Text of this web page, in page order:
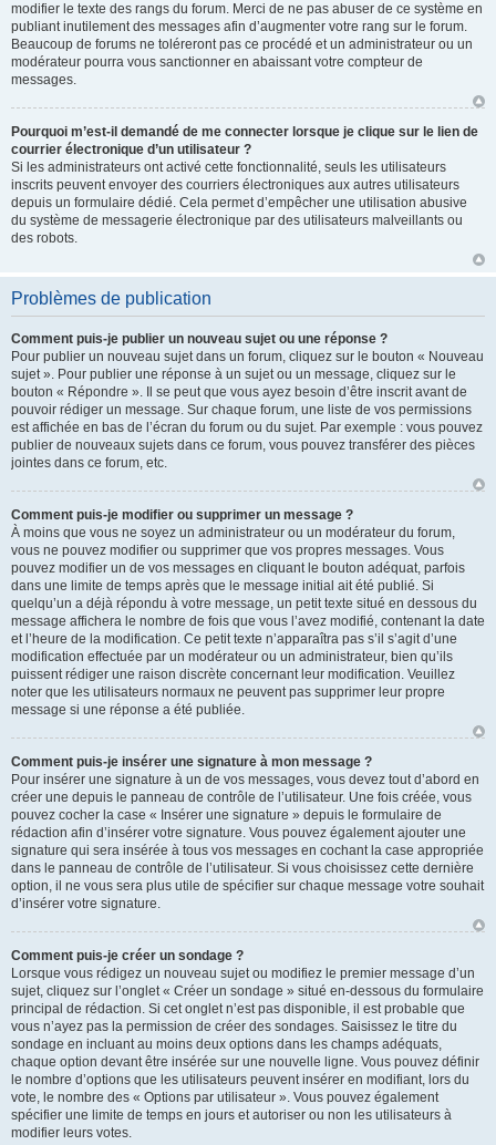
modifier le texte des rangs du forum. Merci de ne pas abuser de ce système en
publiant inutilement des messages afin d’augmenter votre rang sur le forum.
Beaucoup de forums ne toléreront pas ce procédé et un administrateur ou un
modérateur pourra vous sanctionner en abaissant votre compteur de
messages.
Pourquoi m’est-il demandé de me connecter lorsque je clique sur le lien de
courrier électronique d’un utilisateur ?
Si les administrateurs ont activé cette fonctionnalité, seuls les utilisateurs
inscrits peuvent envoyer des courriers électroniques aux autres utilisateurs
depuis un formulaire dédié. Cela permet d’empêcher une utilisation abusive
du système de messagerie électronique par des utilisateurs malveillants ou
des robots.
Problèmes de publication
Comment puis-je publier un nouveau sujet ou une réponse ?
Pour publier un nouveau sujet dans un forum, cliquez sur le bouton « Nouveau
sujet ». Pour publier une réponse à un sujet ou un message, cliquez sur le
bouton « Répondre ». Il se peut que vous ayez besoin d’être inscrit avant de
pouvoir rédiger un message. Sur chaque forum, une liste de vos permissions
est affichée en bas de l’écran du forum ou du sujet. Par exemple : vous pouvez
publier de nouveaux sujets dans ce forum, vous pouvez transférer des pièces
jointes dans ce forum, etc.
Comment puis-je modifier ou supprimer un message ?
À moins que vous ne soyez un administrateur ou un modérateur du forum,
vous ne pouvez modifier ou supprimer que vos propres messages. Vous
pouvez modifier un de vos messages en cliquant le bouton adéquat, parfois
dans une limite de temps après que le message initial ait été publié. Si
quelqu’un a déjà répondu à votre message, un petit texte situé en dessous du
message affichera le nombre de fois que vous l’avez modifié, contenant la date
et l’heure de la modification. Ce petit texte n’apparaîtra pas s’il s’agit d’une
modification effectuée par un modérateur ou un administrateur, bien qu’ils
puissent rédiger une raison discrète concernant leur modification. Veuillez
noter que les utilisateurs normaux ne peuvent pas supprimer leur propre
message si une réponse a été publiée.
Comment puis-je insérer une signature à mon message ?
Pour insérer une signature à un de vos messages, vous devez tout d’abord en
créer une depuis le panneau de contrôle de l’utilisateur. Une fois créée, vous
pouvez cocher la case « Insérer une signature » depuis le formulaire de
rédaction afin d’insérer votre signature. Vous pouvez également ajouter une
signature qui sera insérée à tous vos messages en cochant la case appropriée
dans le panneau de contrôle de l’utilisateur. Si vous choisissez cette dernière
option, il ne vous sera plus utile de spécifier sur chaque message votre souhait
d’insérer votre signature.
Comment puis-je créer un sondage ?
Lorsque vous rédigez un nouveau sujet ou modifiez le premier message d’un
sujet, cliquez sur l’onglet « Créer un sondage » situé en-dessous du formulaire
principal de rédaction. Si cet onglet n’est pas disponible, il est probable que
vous n’ayez pas la permission de créer des sondages. Saisissez le titre du
sondage en incluant au moins deux options dans les champs adéquats,
chaque option devant être insérée sur une nouvelle ligne. Vous pouvez définir
le nombre d’options que les utilisateurs peuvent insérer en modifiant, lors du
vote, le nombre des « Options par utilisateur ». Vous pouvez également
spécifier une limite de temps en jours et autoriser ou non les utilisateurs à
modifier leurs votes.